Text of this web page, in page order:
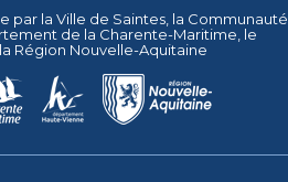
par la Ville de Saintes , la Communauté
de la Charente-Maritime , le
Région Nouvelle-Aquitaine